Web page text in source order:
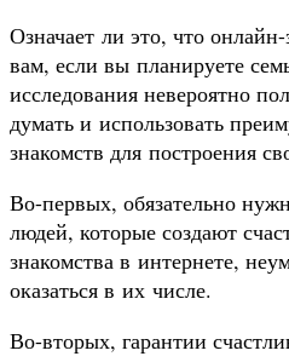
Означает ли это, что
вам, если вы планируете
исследования невероятно
думать и использовать
знакомств для построения
Во-первых, обязательно
людей, которые создают
знакомства в интернете,
оказаться в их числе.
Во-вторых, гарантии